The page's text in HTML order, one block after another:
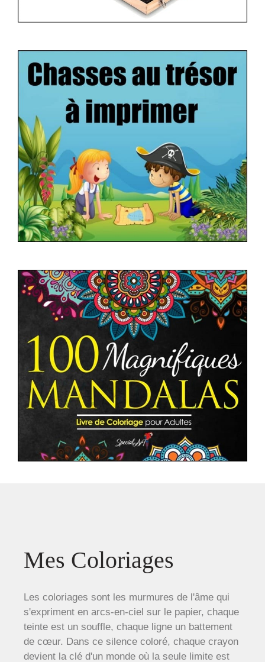
Mes Coloriages
Les coloriages sont les murmures de l'âme qui
s'expriment en arcs-en-ciel sur le papier, chaque
teinte est un souffle, chaque ligne un battement
de cœur. Dans ce silence coloré, chaque crayon
devient la clé d'un monde où la seule limite est